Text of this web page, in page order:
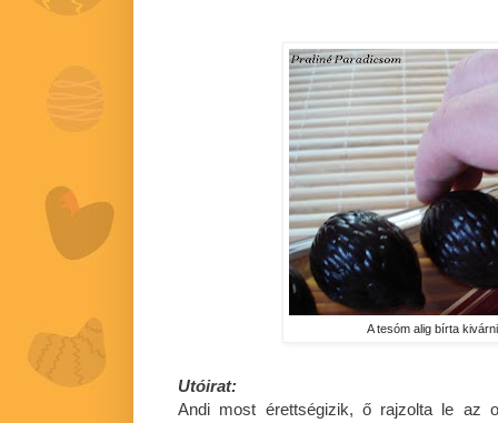
A tesóm alig bírta
Utóirat:
Andi most érettségizik, ő rajzolta le az